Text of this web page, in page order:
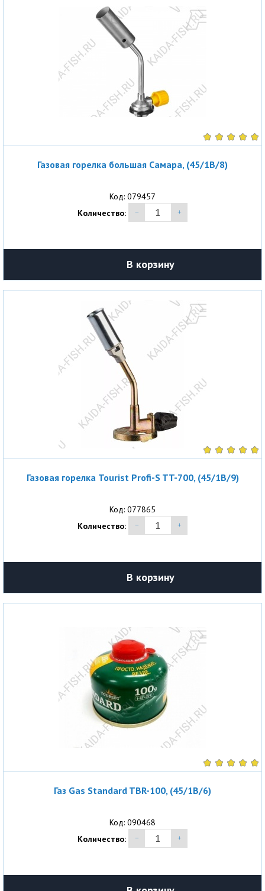
Газовая горелка большая Самара, (45/1B/8)
Код: 079457
Количество:
В корзину
Газовая горелка Tourist Profi-S TT-700, (45/1B/9)
Код: 077865
Количество:
В корзину
Газ Gas Standard TBR-100, (45/1B/6)
Код: 090468
Количество: